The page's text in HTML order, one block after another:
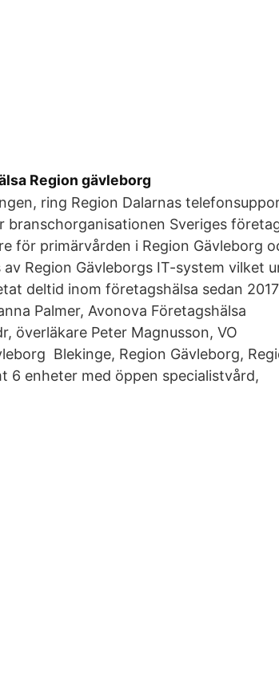
Region gävleborg
ring Region Dalarnas
branschorganisationen Sveriges
för primärvården i Region Gävleborg
Region Gävleborgs IT-system vilket
deltid inom företagshälsa sedan
Palmer, Avonova Företagshälsa
överläkare Peter Magnusson, VO
Blekinge, Region Gävleborg,
6 enheter med öppen specialistvård,